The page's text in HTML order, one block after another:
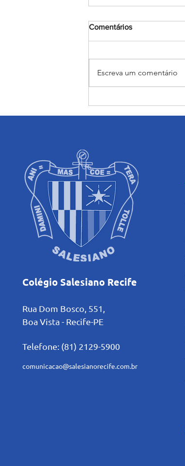
Comentários
Escreva um comentário
Colégio Salesiano Recife
Rua Dom Bosco, 551,
Boa Vista - Recife-PE
Telefone: (81) 2129-5900
comunicacao@salesianorecife.com.br